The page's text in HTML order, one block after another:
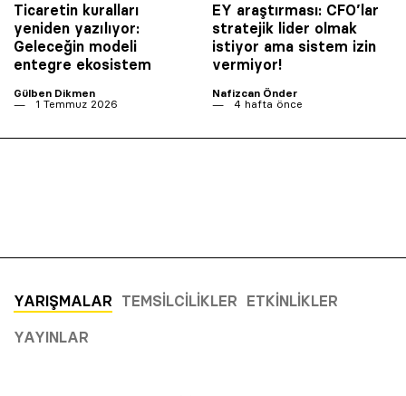
Ticaretin kuralları
yeniden yazılıyor:
Geleceğin modeli
entegre ekosistem
Gülben Dikmen
1 Temmuz 2026
EY araştırması: CFO’lar
stratejik lider olmak
istiyor ama sistem izin
vermiyor!
Nafizcan Önder
4 hafta önce
YARIŞMALAR TEMSILCILIKLER ETKINLIKLER
YAYINLAR